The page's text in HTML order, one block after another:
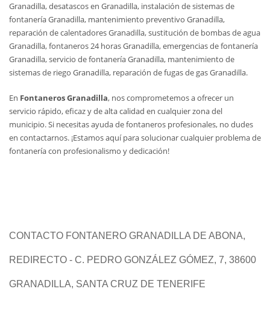
Granadilla, desatascos en Granadilla, instalación de sistemas de
fontanería Granadilla, mantenimiento preventivo Granadilla,
reparación de calentadores Granadilla, sustitución de bombas de agua
Granadilla, fontaneros 24 horas Granadilla, emergencias de fontanería
Granadilla, servicio de fontanería Granadilla, mantenimiento de
sistemas de riego Granadilla, reparación de fugas de gas Granadilla.
En Fontaneros Granadilla, nos comprometemos a ofrecer un
servicio rápido, eficaz y de alta calidad en cualquier zona del
municipio. Si necesitas ayuda de fontaneros profesionales, no dudes
en contactarnos. ¡Estamos aquí para solucionar cualquier problema de
fontanería con profesionalismo y dedicación!
CONTACTO FONTANERO GRANADILLA DE ABONA,
REDIRECTO - C. PEDRO GONZÁLEZ GÓMEZ, 7, 38600
GRANADILLA, SANTA CRUZ DE TENERIFE